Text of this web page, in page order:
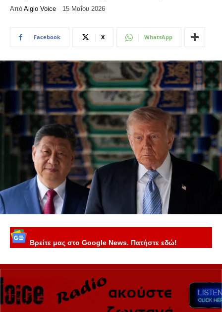
Από Aigio Voice 15 Μαΐου 2026
Facebook X WhatsApp
Βρείτε μας στο Google News. Πατήστε εδώ!